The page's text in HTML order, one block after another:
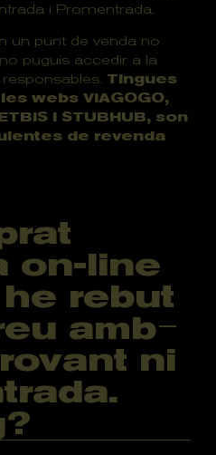
i Promentrada.
un punt de venda no
puguis accedir a la
Tingues
webs VIAGOGO,
I STUBHUB, son
de revenda
on-line
rebut
amb
ni